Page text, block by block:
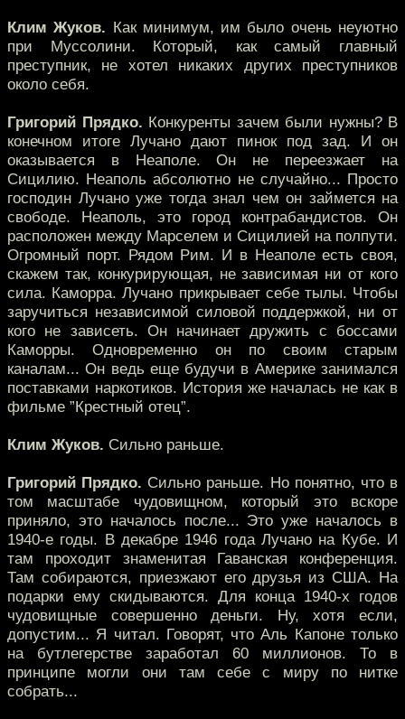
Клим Жуков. Как минимум, им было очень неуютно
при Муссолини. Который, как самый главный
преступник, не хотел никаких других преступников
около себя.
Григорий Прядко. Конкуренты зачем были нужны? В
конечном итоге Лучано дают пинок под зад. И он
оказывается в Неаполе. Он не переезжает на
Сицилию. Неаполь абсолютно не случайно... Просто
господин Лучано уже тогда знал чем он займется на
свободе. Неаполь, это город контрабандистов. Он
расположен между Марселем и Сицилией на полпути.
Огромный порт. Рядом Рим. И в Неаполе есть своя,
скажем так, конкурирующая, не зависимая ни от кого
сила. Каморра. Лучано прикрывает себе тылы. Чтобы
заручиться независимой силовой поддержкой, ни от
кого не зависеть. Он начинает дружить с боссами
Каморры. Одновременно он по своим старым
каналам... Он ведь еще будучи в Америке занимался
поставками наркотиков. История же началась не как в
фильме ”Крестный отец”.
Клим Жуков. Сильно раньше.
Григорий Прядко. Сильно раньше. Но понятно, что в
том масштабе чудовищном, который это вскоре
приняло, это началось после... Это уже началось в
1940-е годы. В декабре 1946 года Лучано на Кубе. И
там проходит знаменитая Гаванская конференция.
Там собираются, приезжают его друзья из США. На
подарки ему скидываются. Для конца 1940-х годов
чудовищные совершенно деньги. Ну, хотя если,
допустим... Я читал. Говорят, что Аль Капоне только
на бутлегерстве заработал 60 миллионов. То в
принципе могли они там себе с миру по нитке
собрать...